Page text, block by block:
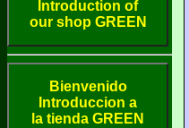
Introduction of
our shop GREEN
Bienvenido
Introduccion a
la tienda GREEN